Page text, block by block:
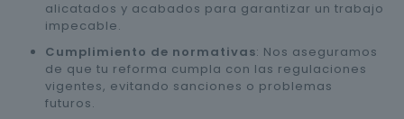
alicatados y acabados para garantizar un trabajo
impecable.
Cumplimiento de normativas: Nos aseguramos
de que tu reforma cumpla con las regulaciones
vigentes, evitando sanciones o problemas
futuros.